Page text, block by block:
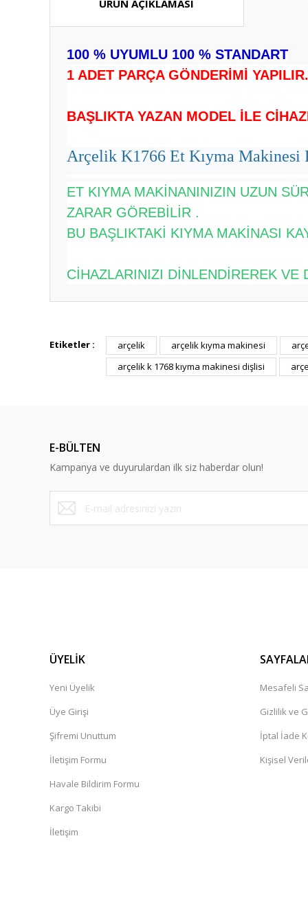
ÜRÜN AÇIKLAMASI
100 % UYUMLU 100 % STANDART
1 ADET PARÇA GÖNDERİMİ YAPILIR.
BAŞLIKTA YAZAN MODEL İLE
Arçelik K1766 Et Kıyma Makinesi
ET KIYMA MAKİNANINIZIN UZUN
ZARAR GÖREBİLİR .
BU BAŞLIKTAKİ KIYMA MAKİNASI
CİHAZLARINIZI DİNLENDİREREK VE
Görüş ve önerileriniz için teşekkür ederiz.
Ürün resmi kalitesiz, bozuk veya görüntülenemiyor.
Bu ürüne benzer farklı alternatifler olmalı.
Etiketler : arçelik arçelik kıyma makinesi
arçelik k 1768 kıyma makinesi dişlisi
E-BÜLTEN
Kampanya ve duyurulardan ilk siz haberdar olun!
ÜYELİK
Yeni Üyelik
Üye Girişi
Şifremi Unuttum
İletişim Formu
Havale Bildirim Formu
Kargo Takibi
İletişim
Mesafeli
Gizlilik ve
İptal İade
Kişisel